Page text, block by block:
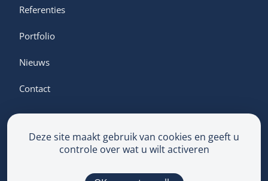
Referenties
Portfolio
Nieuws
Contact
Algemene voorwaarden
Privacyverklaring
Deze site maakt gebruik van cookies en geeft u
controle over wat u wilt activeren